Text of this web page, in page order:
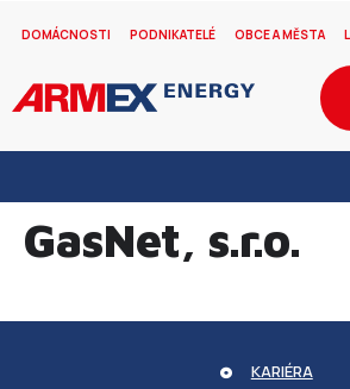
DOMÁCNOSTI PODNIKATELÉ OBCE A MĚSTA
GasNet, s.r.o.
KARIÉRA